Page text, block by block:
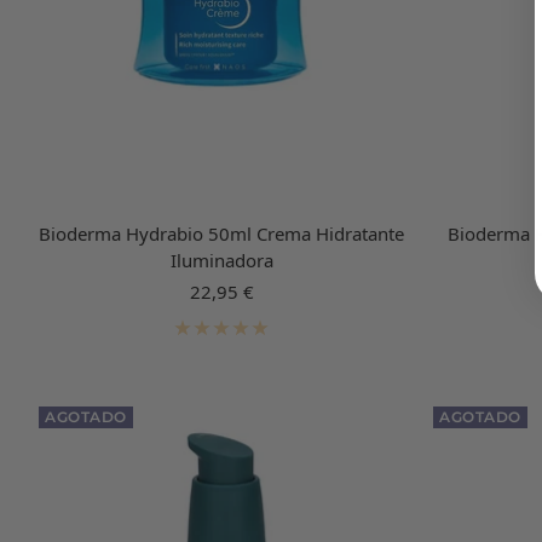
Bioderma Hydrabio 50ml Crema Hidratante
Iluminadora
Precio
de
22,95 €
Bioderma
AGOTADO AGOTADO